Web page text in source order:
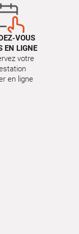
VOUS
EN LIGNE
votre
en ligne